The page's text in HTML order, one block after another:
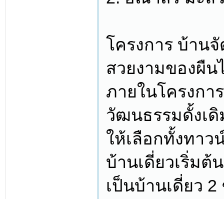
โครงการ บ้าน
สวยงามของผื
ภายในโครงกา
วัฒนธรรมดั้งเ
ให้เลือกทั้งทาว
บ้านเดี่ยวเริ่มต้
เป็นบ้านเดี่ยว